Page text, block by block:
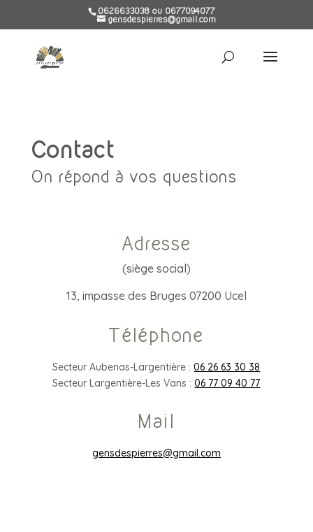
0626633038 ou 0677094077
gensdespierres@gmail.com
Contact
On répond à vos questions
Adresse
(siège social)
13, impasse des Bruges 07200 Ucel
Téléphone
Secteur Aubenas-Largentière :06 26 63 30 38
Secteur Largentière-Les Vans :06 77 09 40 77
Mail
gensdespierres@gmail.com